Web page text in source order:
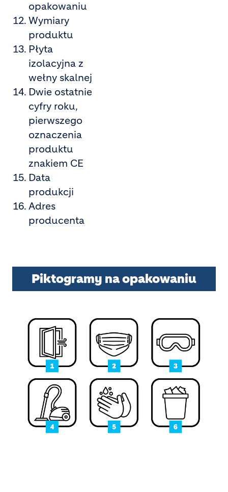
opakowaniu
Wymiary
produktu
Płyta
izolacyjna z
wełny skalnej
Dwie ostatnie
cyfry roku,
pierwszego
oznaczenia
produktu
znakiem CE
Data
produkcji
Adres
producenta
Piktogramy na opakowaniu